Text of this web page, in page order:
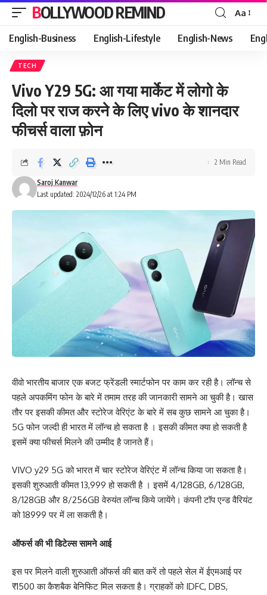
BOLLYWOOD REMIND
Font
Resizer
Aa
English-Business English-Lifestyle English-News
TECH
Vivo Y29 5G: आ गया मार्केट में लोगो के
दिलो पर राज करने के लिए vivo के शानदार
फीचर्स वाला फ़ोन
Last updated: 2024/12/26 at 1:24 PM
Saroj Kanwar
2 Min Read
वीवो भारतीय बाजार एक बजट फ्रेंडली स्मार्टफोन पर काम कर रही है। लॉन्च से
पहले अपकमिंग फोन के बारे में तमाम तरह की जानकारी सामने आ चुकी है। खास
तौर पर इसकी कीमत और स्टोरेज वेरिएंट के बारे में सब कुछ सामने आ चुका है।
5G फोन जल्दी ही भारत में लॉन्च हो सकता है । इसकी कीमत क्या हो सकती है
इसमें क्या फीचर्स मिलने की उम्मीद है जानते हैं।
VIVO y29 5G को भारत में चार स्टोरेज वेरिएंट में लॉन्च किया जा सकता है।
इसकी शुरुआती कीमत 13,999 हो सकती है । इसमें 4/128GB, 6/128GB,
8/128GB और 8/256GB वेरुयंत लॉन्च किये जायेंगे। कंपनी टॉप एन्ड वैरियंट
को 18999 पर में ला सकती है।
ऑफर्स की भी डिटेल्स सामने आई
इस पर मिलने वाली शुरुआती ऑफर्स की बात करें तो पहले सेल में ईएमआई पर
₹1500 का कैशबैक बेनिफिट मिल सकता है। ग्राहकों को IDFC, DBS,